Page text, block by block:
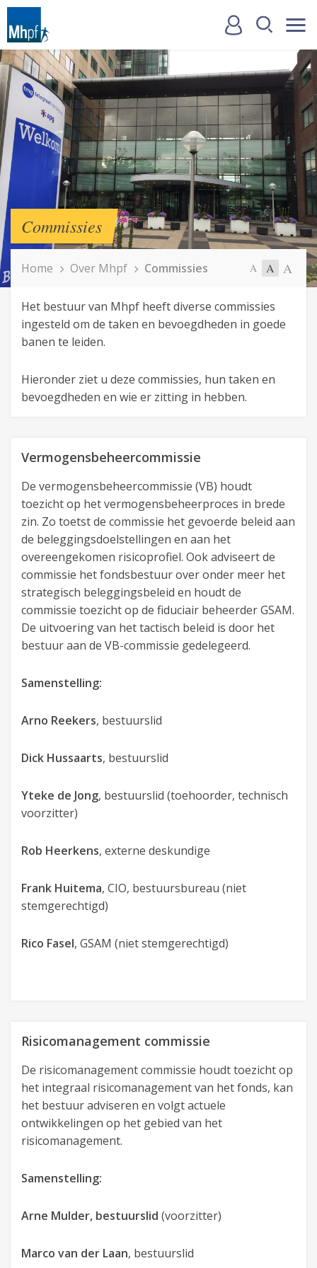
Commissies
Home Over Mhpf Commissies A A A
Het bestuur van Mhpf heeft diverse commissies
ingesteld om de taken en bevoegdheden in goede
banen te leiden.
Hieronder ziet u deze commissies, hun taken en
bevoegdheden en wie er zitting in hebben.
Vermogensbeheercommissie
De vermogensbeheercommissie (VB) houdt
toezicht op het vermogensbeheerproces in brede
zin. Zo toetst de commissie het gevoerde beleid aan
de beleggingsdoelstellingen en aan het
overeengekomen risicoprofiel. Ook adviseert de
commissie het fondsbestuur over onder meer het
strategisch beleggingsbeleid en houdt de
commissie toezicht op de fiduciair beheerder GSAM.
De uitvoering van het tactisch beleid is door het
bestuur aan de VB-commissie gedelegeerd.
Samenstelling:
Arno Reekers, bestuurslid
Dick Hussaarts, bestuurslid
Yteke de Jong, bestuurslid (toehoorder, technisch
voorzitter)
Rob Heerkens, externe deskundige
Frank Huitema, CIO, bestuursbureau (niet
stemgerechtigd)
Rico Fasel, GSAM (niet stemgerechtigd)
Risicomanagement commissie
De risicomanagement commissie houdt toezicht op
het integraal risicomanagement van het fonds, kan
het bestuur adviseren en volgt actuele
ontwikkelingen op het gebied van het
risicomanagement.
Samenstelling:
Arne Mulder, bestuurslid (voorzitter)
Marco van der Laan, bestuurslid